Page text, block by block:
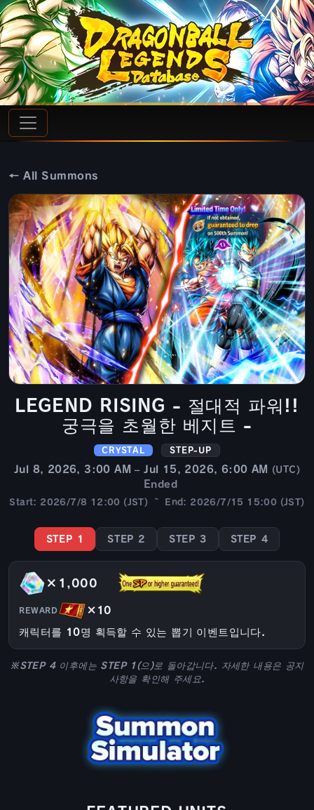
← All Summons
LEGEND RISING - 절대적 파워!!
궁극을 초월한 베지트 -
CRYSTAL STEP-UP
Jul 8, 2026, 3:00 AM – Jul 15, 2026, 6:00 AM (UTC)
Ended
Start: 2026/7/8 12:00 (JST) ~ End: 2026/7/15 15:00 (JST)
STEP 1 STEP 2 STEP 3 STEP 4
×1,000
캐릭터를 10명 획득할 수 있는 뽑기 이벤트입니다.
REWARD ×10
※STEP 4 이후에는 STEP 1(으)로 돌아갑니다. 자세한 내용은 공지
사항을 확인해 주세요.